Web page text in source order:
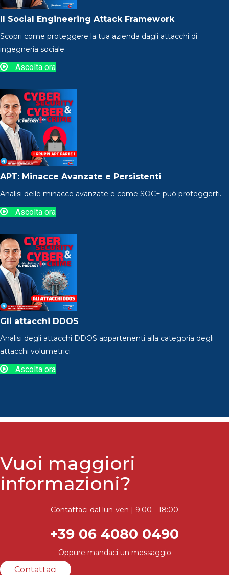
Il Social Engineering Attack Framework
Scopri come proteggere la tua azienda dagli attacchi di
ingegneria sociale.
Ascolta ora
APT: Minacce Avanzate e Persistenti
Analisi delle minacce avanzate e come SOC+ può proteggerti.
Ascolta ora
Gli attacchi DDOS
Analisi degli attacchi DDOS appartenenti alla categoria degli
attacchi volumetrici
Ascolta ora
Vuoi maggiori
informazioni?
Contattaci dal lun-ven | 9:00 - 18:00
+39 06 4080 0490
Oppure mandaci un messaggio
Contattaci